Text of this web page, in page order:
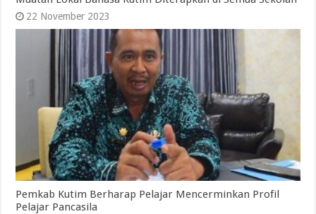
22 November 2023
Pemkab Kutim Berharap Pelajar Mencerminkan Profil
Pelajar Pancasila